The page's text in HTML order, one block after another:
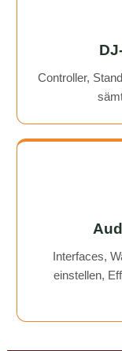
Controller,
Interfaces,
einstellen,